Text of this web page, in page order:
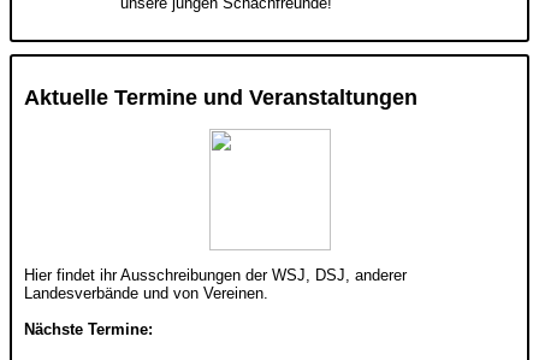
Aktuelle Termine und Veranstaltungen
Hier findet ihr Ausschreibungen der WSJ, DSJ, anderer
Landesverbände und von Vereinen.
Nächste Termine: